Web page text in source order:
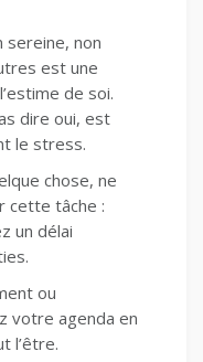
sereine, non
est une
de soi.
dire oui, est
le stress.
chose, ne
cette tâche :
un délai
ou
votre agenda en
l’être.